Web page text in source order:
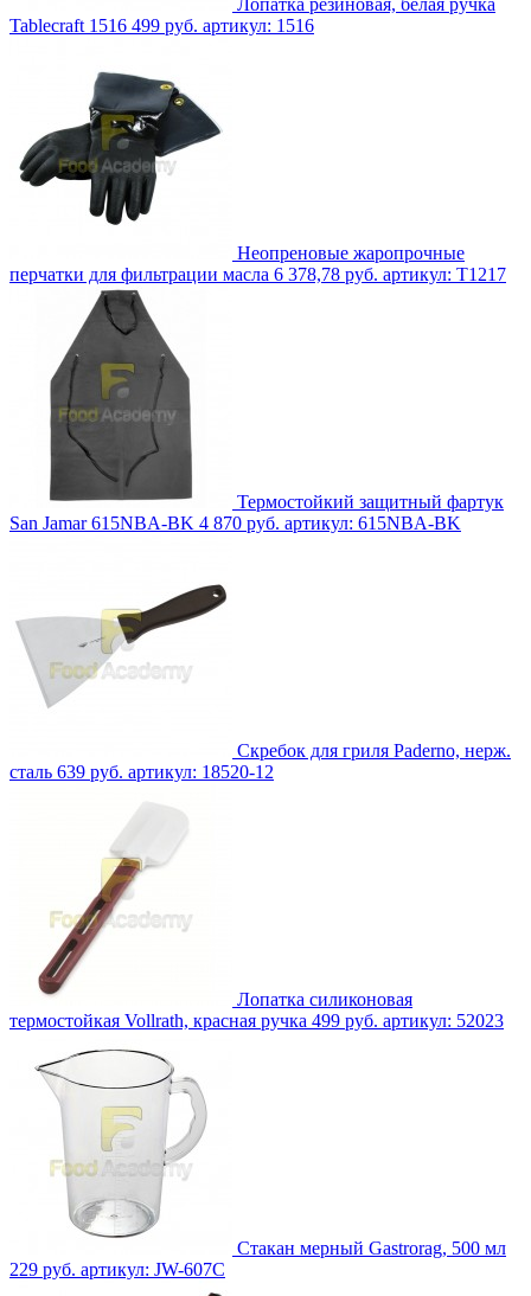
Tablecraft 1516 499 руб. артикул: 1516
Неопреновые жаропрочные
перчатки для фильтрации масла 6 378,78 руб. артикул: T1217
Термостойкий защитный фартук
San Jamar 615NBA-BK 4 870 руб. артикул: 615NBA-BK
Скребок для гриля Paderno, нерж.
сталь 639 руб. артикул: 18520-12
Лопатка силиконовая
термостойкая Vollrath, красная ручка 499 руб. артикул: 52023
Стакан мерный Gastrorag, 500 мл
229 руб. артикул: JW-607C